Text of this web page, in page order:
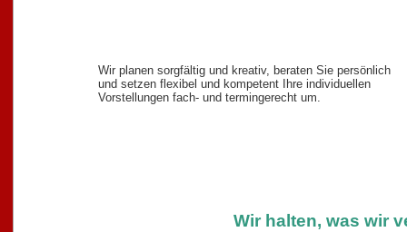
Wir planen sorgfältig und kreativ, beraten Sie persönlich
und setzen flexibel und kompetent Ihre individuellen
Vorstellungen fach- und termingerecht um.
Wir halten, was wir